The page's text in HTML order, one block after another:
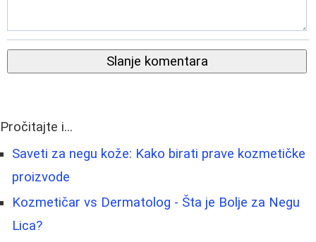
Slanje komentara
Pročitajte i...
Saveti za negu kože: Kako birati prave kozmetičke
proizvode
Kozmetičar vs Dermatolog - Šta je Bolje za Negu
Lica?